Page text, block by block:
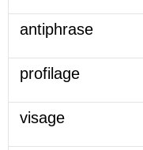
antiphrase
profilage
visage